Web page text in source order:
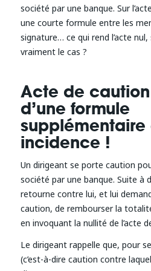
société par une banque. Sur
une courte formule entre les
signature… ce qui rend l’acte
vraiment le cas ?
Acte de caution
d’une formule
supplémentaire
incidence !
Un dirigeant se porte caution
société par une banque. Suite à
retourne contre lui, et lui
caution, de rembourser la
en invoquant la nullité de l’acte
Le dirigeant rappelle que, pour
(c’est-à-dire caution contre